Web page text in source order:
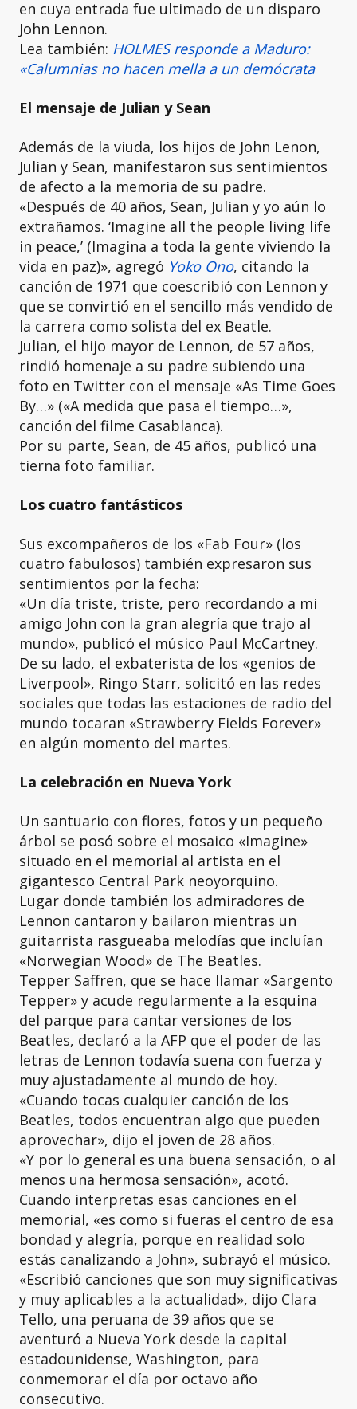
en cuya entrada fue ultimado de un disparo
John Lennon.
Lea también: HOLMES responde a Maduro:
«Calumnias no hacen mella a un demócrata
El mensaje de Julian y Sean
Además de la viuda, los hijos de John Lenon,
Julian y Sean, manifestaron sus sentimientos
de afecto a la memoria de su padre.
«Después de 40 años, Sean, Julian y yo aún lo
extrañamos. ‘Imagine all the people living life
in peace,’ (Imagina a toda la gente viviendo la
vida en paz)», agregó Yoko Ono, citando la
canción de 1971 que coescribió con Lennon y
que se convirtió en el sencillo más vendido de
la carrera como solista del ex Beatle.
Julian, el hijo mayor de Lennon, de 57 años,
rindió homenaje a su padre subiendo una
foto en Twitter con el mensaje «As Time Goes
By…» («A medida que pasa el tiempo…»,
canción del filme Casablanca).
Por su parte, Sean, de 45 años, publicó una
tierna foto familiar.
Los cuatro fantásticos
Sus excompañeros de los «Fab Four» (los
cuatro fabulosos) también expresaron sus
sentimientos por la fecha:
«Un día triste, triste, pero recordando a mi
amigo John con la gran alegría que trajo al
mundo», publicó el músico Paul McCartney.
De su lado, el exbaterista de los «genios de
Liverpool», Ringo Starr, solicitó en las redes
sociales que todas las estaciones de radio del
mundo tocaran «Strawberry Fields Forever»
en algún momento del martes.
La celebración en Nueva York
Un santuario con flores, fotos y un pequeño
árbol se posó sobre el mosaico «Imagine»
situado en el memorial al artista en el
gigantesco Central Park neoyorquino.
Lugar donde también los admiradores de
Lennon cantaron y bailaron mientras un
guitarrista rasgueaba melodías que incluían
«Norwegian Wood» de The Beatles.
Tepper Saffren, que se hace llamar «Sargento
Tepper» y acude regularmente a la esquina
del parque para cantar versiones de los
Beatles, declaró a la AFP que el poder de las
letras de Lennon todavía suena con fuerza y
muy ajustadamente al mundo de hoy.
«Cuando tocas cualquier canción de los
Beatles, todos encuentran algo que pueden
aprovechar», dijo el joven de 28 años.
«Y por lo general es una buena sensación, o al
menos una hermosa sensación», acotó.
Cuando interpretas esas canciones en el
memorial, «es como si fueras el centro de esa
bondad y alegría, porque en realidad solo
estás canalizando a John», subrayó el músico.
«Escribió canciones que son muy significativas
y muy aplicables a la actualidad», dijo Clara
Tello, una peruana de 39 años que se
aventuró a Nueva York desde la capital
estadounidense, Washington, para
conmemorar el día por octavo año
consecutivo.